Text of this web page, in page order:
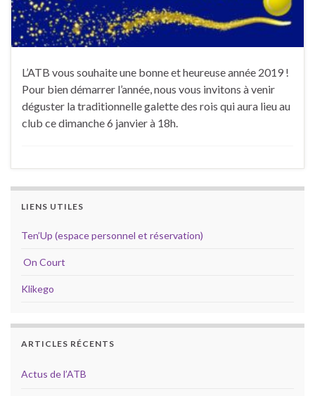
L’ATB vous souhaite une bonne et heureuse année 2019 !
Pour bien démarrer l’année, nous vous invitons à venir
déguster la traditionnelle galette des rois qui aura lieu au
club ce dimanche 6 janvier à 18h.
LIENS UTILES
Ten’Up (espace personnel et réservation)
On Court
Klikego
ARTICLES RÉCENTS
Actus de l’ATB